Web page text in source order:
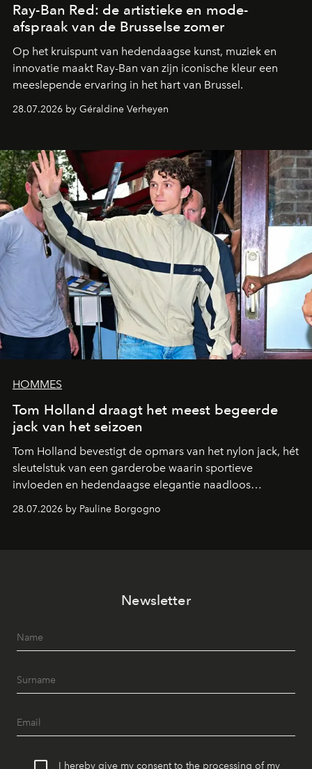
Ray-Ban Red: de artistieke en mode-
afspraak van de Brusselse zomer
Op het kruispunt van hedendaagse kunst, muziek en
innovatie maakt Ray-Ban van zijn iconische kleur een
meeslepende ervaring in het hart van Brussel.
28.07.2026 by Géraldine Verheyen
HOMMES
Tom Holland draagt het meest begeerde
jack van het seizoen
Tom Holland bevestigt de opmars van het nylon jack, hét
sleutelstuk van een garderobe waarin sportieve
invloeden en hedendaagse elegantie naadloos
28.07.2026 by Pauline Borgogno
Newsletter
I hereby give my consent to the processing of my